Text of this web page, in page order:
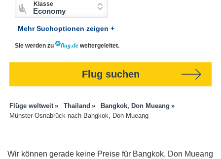
Klasse
Economy
Mehr Suchoptionen zeigen +
Sie werden zu weitergeleitet.
Flug suchen
Flüge weltweit Thailand
Bangkok, Don Mueang
Münster Osnabrück nach Bangkok, Don Mueang
Wir können gerade keine Preise für Bangkok, Don Mueang